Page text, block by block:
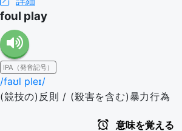
foul play
IPA（発音記号）
/faʊl pleɪ/
(競技の)反則 / (殺害を含む)暴力行為
意味を覚える